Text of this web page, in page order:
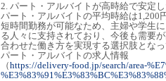
2. パート・アルバイトが高時給で安定
パート・アルバイトの平均時給は1,200
短時間勤務が可能なため、主婦や学生
る人々に支持されており、今後も需要
合わせた働き方を実現する選択肢となっ
パート・アルバイトの求人情報
（https://delivery-food.jp/search/area-